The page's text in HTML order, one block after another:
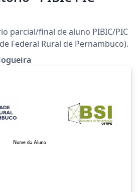
parcial/final de aluno PIBIC/PIC
Federal Rural de Pernambuco).